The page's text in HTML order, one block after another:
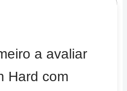
a avaliar
Hard com